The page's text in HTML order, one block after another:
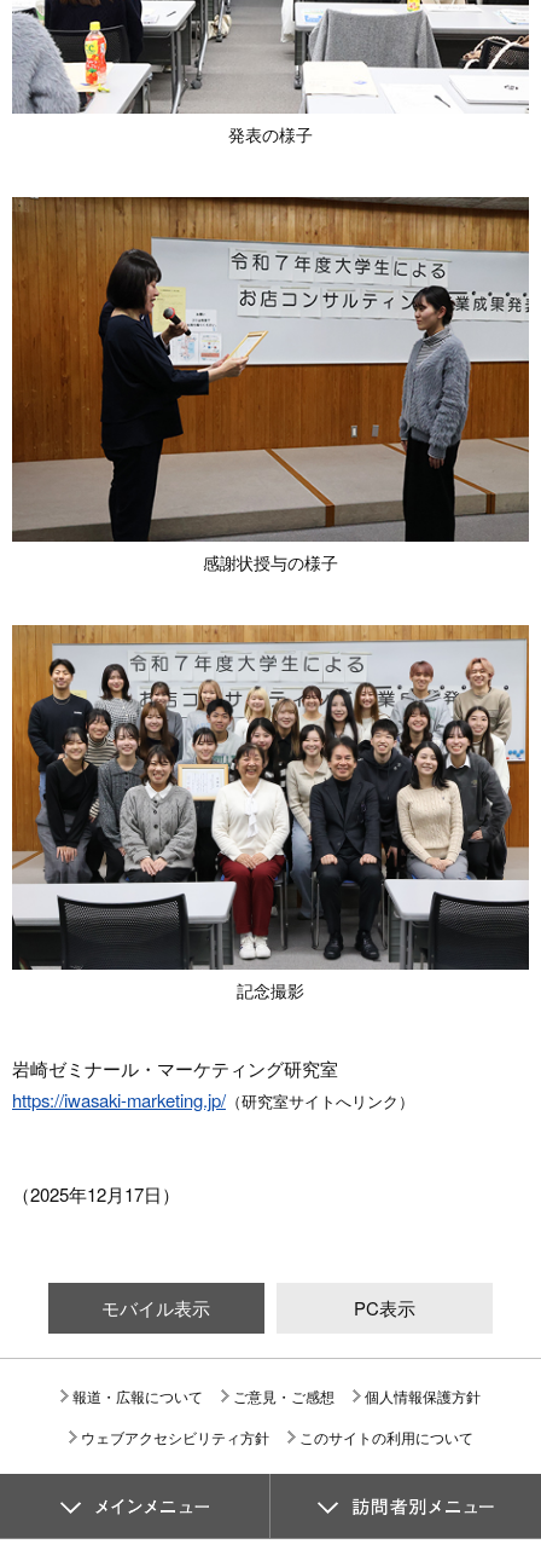
発表の様子
感謝状授与の様子
記念撮影
岩崎ゼミナール・マーケティング研究室
https://iwasaki-marketing.jp/ （研究室サイトへリンク）
（2025年12月17日）
モバイル表示 PC表示
報道・広報について ご意見・ご感想
個人情報保護方針
ウェブアクセシビリティ方針
このサイトの利用について